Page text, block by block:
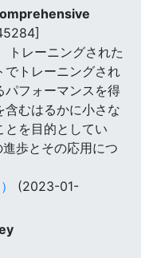
トレーニングされた
でトレーニングされ
パフォーマンスを得
含むはるかに小さな
とを目的としてい
歩とその応用につ
(2023-01-